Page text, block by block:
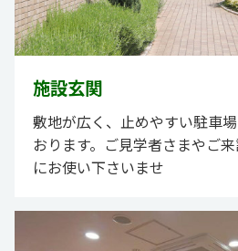
施設玄関
敷地が広く、止めやすい駐車
おります。ご見学者さまやご
にお使い下さいませ